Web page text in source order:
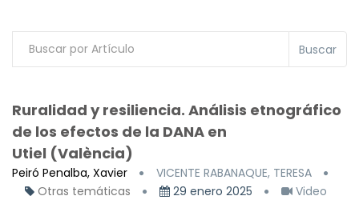
Buscar
Ruralidad y resiliencia. Análisis etnográfico
de los efectos de la DANA en
Utiel (València)
Peiró Penalba, Xavier
VICENTE RABANAQUE, TERESA
Otras temáticas
29 enero 2025 Video